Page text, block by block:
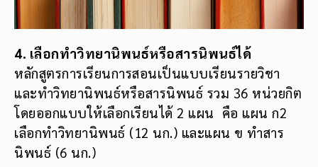
4. เลือกทำวิทยานิพนธ์หรือสารนิพนธ์ได้
หลักสูตรการเรียนการสอนเป็นแบบเรียนรายวิชา
และทำวิทยานิพนธ์หรือสารนิพนธ์ รวม 36 หน่วยกิต
โดยออกแบบให้เลือกเรียนได้ 2 แผน คือ แผน ก2
เลือกทำวิทยานิพนธ์ (12 นก.) และแผน ข ทำสาร
นิพนธ์ (6 นก.)